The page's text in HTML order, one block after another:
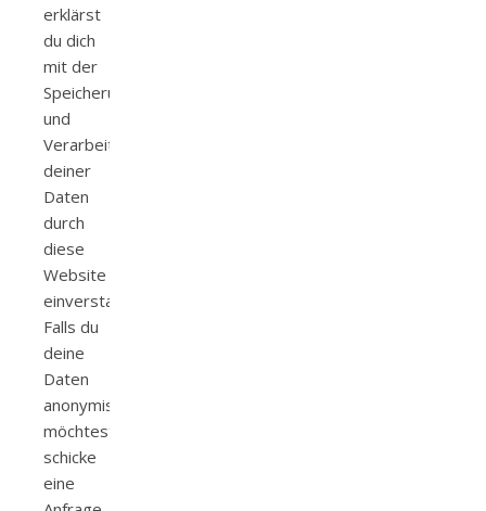
erklärst
du dich
mit der
Speicherung
und
Verarbeitung
deiner
Daten
durch
diese
Website
einverstanden.
Falls du
deine
Daten
anonymisieren
möchtest
schicke
eine